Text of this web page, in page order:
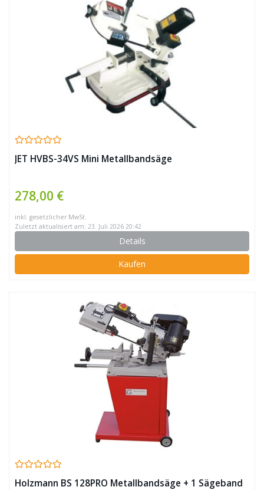
JET HVBS-34VS Mini Metallbandsäge
278,00 €
inkl. gesetzlicher MwSt.
Zuletzt aktualisiert am: 23. Juli 2026 20:42
Details
Kaufen
Holzmann BS 128PRO Metallbandsäge + 1 Sägeband